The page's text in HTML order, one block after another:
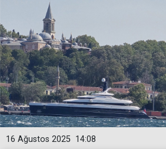
14:08
16 Ağustos 2025